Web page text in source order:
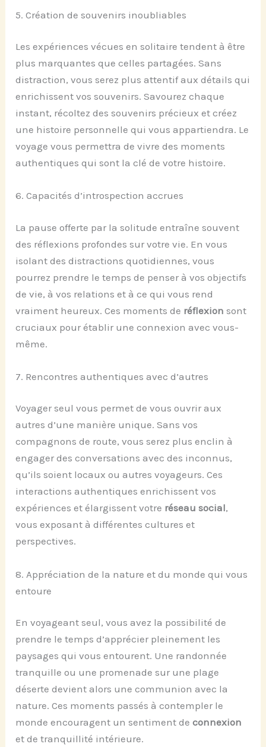
5. Création de souvenirs inoubliables
Les expériences vécues en solitaire tendent à être
plus marquantes que celles partagées. Sans
distraction, vous serez plus attentif aux détails qui
enrichissent vos souvenirs. Savourez chaque
instant, récoltez des souvenirs précieux et créez
une histoire personnelle qui vous appartiendra. Le
voyage vous permettra de vivre des moments
authentiques qui sont la clé de votre histoire.
6. Capacités d’introspection accrues
La pause offerte par la solitude entraîne souvent
des réflexions profondes sur votre vie. En vous
isolant des distractions quotidiennes, vous
pourrez prendre le temps de penser à vos objectifs
de vie, à vos relations et à ce qui vous rend
vraiment heureux. Ces moments de réflexion sont
cruciaux pour établir une connexion avec vous-
même.
7. Rencontres authentiques avec d’autres
Voyager seul vous permet de vous ouvrir aux
autres d’une manière unique. Sans vos
compagnons de route, vous serez plus enclin à
engager des conversations avec des inconnus,
qu’ils soient locaux ou autres voyageurs. Ces
interactions authentiques enrichissent vos
expériences et élargissent votre réseau social,
vous exposant à différentes cultures et
perspectives.
8. Appréciation de la nature et du monde qui vous
entoure
En voyageant seul, vous avez la possibilité de
prendre le temps d’apprécier pleinement les
paysages qui vous entourent. Une randonnée
tranquille ou une promenade sur une plage
déserte devient alors une communion avec la
nature. Ces moments passés à contempler le
monde encouragent un sentiment deconnexion
et de tranquillité intérieure.